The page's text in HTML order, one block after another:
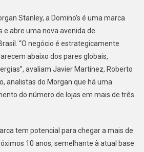
Stanley, a Domino’s é uma marca
abre uma nova avenida de
“O negócio é estrategicamente
abaixo dos pares globais,
avaliam Javier Martinez, Roberto
analistas do Morgan que há uma
do número de lojas em mais de três
tem potencial para chegar a mais de
10 anos, semelhante à atual base